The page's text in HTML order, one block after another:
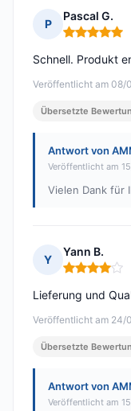
P
Pascal G.
Hinweis: 5
Veröffentlicht am 08/
Schnell. Produkt
Übersetzte
Antwort von
Veröffentlicht am
Vielen Dank für
Y
Yann B.
Hinweis: 4
Veröffentlicht am 24/
Lieferung und
Übersetzte
Antwort von
Veröffentlicht am